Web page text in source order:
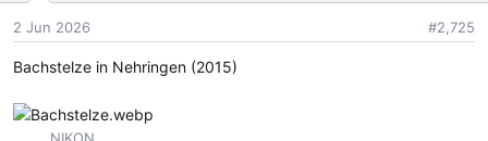
o
n
n
2 Jun 2026 #2,725
Bachstelze in Nehringen (2015)
NIKON